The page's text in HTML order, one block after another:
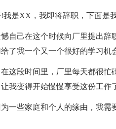
我是XX，我即将辞职，下面是
自己在这个时候向厂里提出辞
了我一个又一个很好的学习机
这段时间里，厂里每天都很忙
我变得开始慢慢享受这份工作
一些家庭和个人的缘由，我需